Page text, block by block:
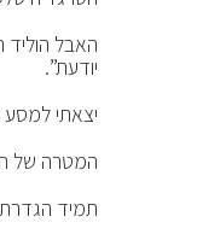
האבל
יודעת”.
יצאתי למסע
המטרה של
תמיד